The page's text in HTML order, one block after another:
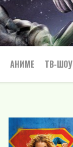
Семейный
Триллер
Приключения
Триллеры
АНИМЕ
Драма
ТВ-ШОУ